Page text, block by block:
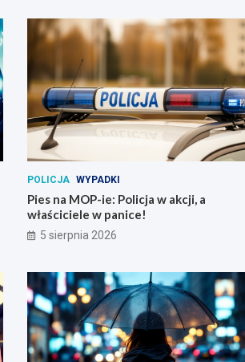
POLICJA WYPADKI
Pies na MOP-ie: Policja w akcji, a
właściciele w panice!
5 sierpnia 2026